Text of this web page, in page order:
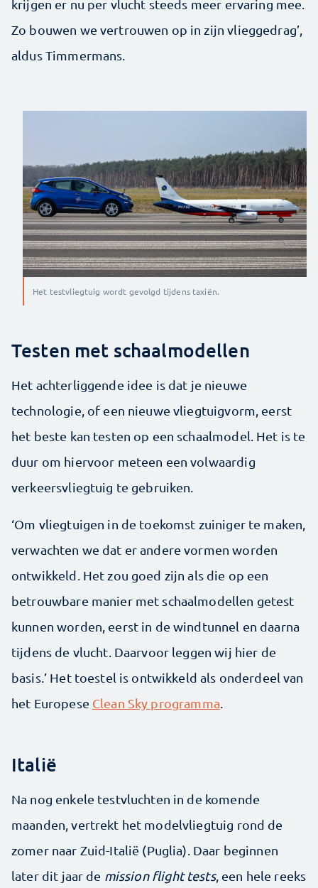
krijgen er nu per vlucht steeds meer ervaring mee.
Zo bouwen we vertrouwen op in zijn vlieggedrag’,
aldus Timmermans.
Het testvliegtuig wordt gevolgd tijdens taxiën.
Testen met schaalmodellen
Het achterliggende idee is dat je nieuwe
technologie, of een nieuwe vliegtuigvorm, eerst
het beste kan testen op een schaalmodel. Het is te
duur om hiervoor meteen een volwaardig
verkeersvliegtuig te gebruiken.
‘Om vliegtuigen in de toekomst zuiniger te maken,
verwachten we dat er andere vormen worden
ontwikkeld. Het zou goed zijn als die op een
betrouwbare manier met schaalmodellen getest
kunnen worden, eerst in de windtunnel en daarna
tijdens de vlucht. Daarvoor leggen wij hier de
basis.’ Het toestel is ontwikkeld als onderdeel van
het Europese Clean Sky programma.
Italië
Na nog enkele testvluchten in de komende
maanden, vertrekt het modelvliegtuig rond de
zomer naar Zuid-Italië (Puglia). Daar beginnen
later dit jaar de mission flight tests, een hele reeks